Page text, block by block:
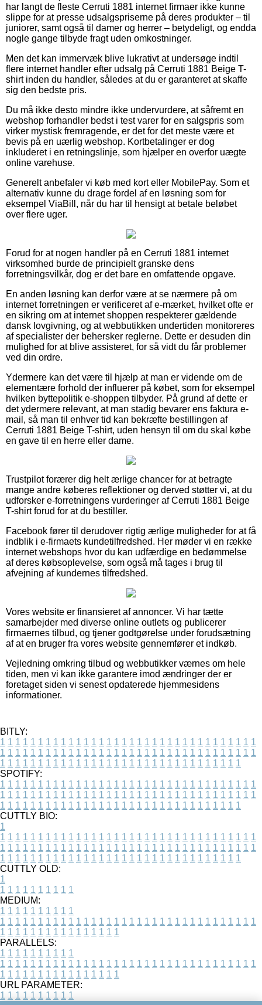
har langt de fleste Cerruti 1881 internet firmaer ikke kunne
slippe for at presse udsalgspriserne på deres produkter – til
juniorer, samt også til damer og herrer – betydeligt, og endda
nogle gange tilbyde fragt uden omkostninger.
Men det kan immervæk blive lukrativt at undersøge indtil
flere internet handler efter udsalg på Cerruti 1881 Beige T-
shirt inden du handler, således at du er garanteret at skaffe
sig den bedste pris.
Du må ikke desto mindre ikke undervurdere, at såfremt en
webshop forhandler bedst i test varer for en salgspris som
virker mystisk fremragende, er det for det meste være et
bevis på en uærlig webshop. Kortbetalinger er dog
inkluderet i en retningslinje, som hjælper en overfor uægte
online varehuse.
Generelt anbefaler vi køb med kort eller MobilePay. Som et
alternativ kunne du drage fordel af en løsning som for
eksempel ViaBill, når du har til hensigt at betale beløbet
over flere uger.
Forud for at nogen handler på en Cerruti 1881 internet
virksomhed burde de principielt granske dens
forretningsvilkår, dog er det bare en omfattende opgave.
En anden løsning kan derfor være at se nærmere på om
internet forretningen er verificeret af e-mærket, hvilket ofte er
en sikring om at internet shoppen respekterer gældende
dansk lovgivning, og at webbutikken undertiden monitoreres
af specialister der behersker reglerne. Dette er desuden din
mulighed for at blive assisteret, for så vidt du får problemer
ved din ordre.
Ydermere kan det være til hjælp at man er vidende om de
elementære forhold der influerer på købet, som for eksempel
hvilken byttepolitik e-shoppen tilbyder. På grund af dette er
det ydermere relevant, at man stadig bevarer ens faktura e-
mail, så man til enhver tid kan bekræfte bestillingen af
Cerruti 1881 Beige T-shirt, uden hensyn til om du skal købe
en gave til en herre eller dame.
Trustpilot forærer dig helt ærlige chancer for at betragte
mange andre køberes reflektioner og derved støtter vi, at du
udforsker e-forretningens vurderinger af Cerruti 1881 Beige
T-shirt forud for at du bestiller.
Facebook fører til derudover rigtig ærlige muligheder for at få
indblik i e-firmaets kundetilfredshed. Her møder vi en række
internet webshops hvor du kan udfærdige en bedømmelse
af deres købsoplevelse, som også må tages i brug til
afvejning af kundernes tilfredshed.
Vores website er finansieret af annoncer. Vi har tætte
samarbejder med diverse online outlets og publicerer
firmaernes tilbud, og tjener godtgørelse under forudsætning
af at en bruger fra vores website gennemfører et indkøb.
Vejledning omkring tilbud og webbutikker værnes om hele
tiden, men vi kan ikke garantere imod ændringer der er
foretaget siden vi senest opdaterede hjemmesidens
informationer.
BITLY:
1 1 1 1 1 1 1 1 1 1 1 1 1 1 1 1 1 1 1 1 1 1 1 1 1 1 1 1 1 1 1 1 1 1
1 1 1 1 1 1 1 1 1 1 1 1 1 1 1 1 1 1 1 1 1 1 1 1 1 1 1 1 1 1 1 1 1 1
1 1 1 1 1 1 1 1 1 1 1 1 1 1 1 1 1 1 1 1 1 1 1 1 1 1 1 1 1 1 1 1
SPOTIFY:
1 1 1 1 1 1 1 1 1 1 1 1 1 1 1 1 1 1 1 1 1 1 1 1 1 1 1 1 1 1 1 1 1 1
1 1 1 1 1 1 1 1 1 1 1 1 1 1 1 1 1 1 1 1 1 1 1 1 1 1 1 1 1 1 1 1 1 1
1 1 1 1 1 1 1 1 1 1 1 1 1 1 1 1 1 1 1 1 1 1 1 1 1 1 1 1 1 1 1 1
CUTTLY BIO:
1
1 1 1 1 1 1 1 1 1 1 1 1 1 1 1 1 1 1 1 1 1 1 1 1 1 1 1 1 1 1 1 1 1 1
1 1 1 1 1 1 1 1 1 1 1 1 1 1 1 1 1 1 1 1 1 1 1 1 1 1 1 1 1 1 1 1 1 1
1 1 1 1 1 1 1 1 1 1 1 1 1 1 1 1 1 1 1 1 1 1 1 1 1 1 1 1 1 1 1 1
CUTTLY OLD:
1
1 1 1 1 1 1 1 1 1 1
MEDIUM:
1 1 1 1 1 1 1 1 1 1
1 1 1 1 1 1 1 1 1 1 1 1 1 1 1 1 1 1 1 1 1 1 1 1 1 1 1 1 1 1 1 1 1 1
1 1 1 1 1 1 1 1 1 1 1 1 1 1 1 1
PARALLELS:
1 1 1 1 1 1 1 1 1 1
1 1 1 1 1 1 1 1 1 1 1 1 1 1 1 1 1 1 1 1 1 1 1 1 1 1 1 1 1 1 1 1 1 1
1 1 1 1 1 1 1 1 1 1 1 1 1 1 1 1
URL PARAMETER:
1 1 1 1 1 1 1 1 1 1